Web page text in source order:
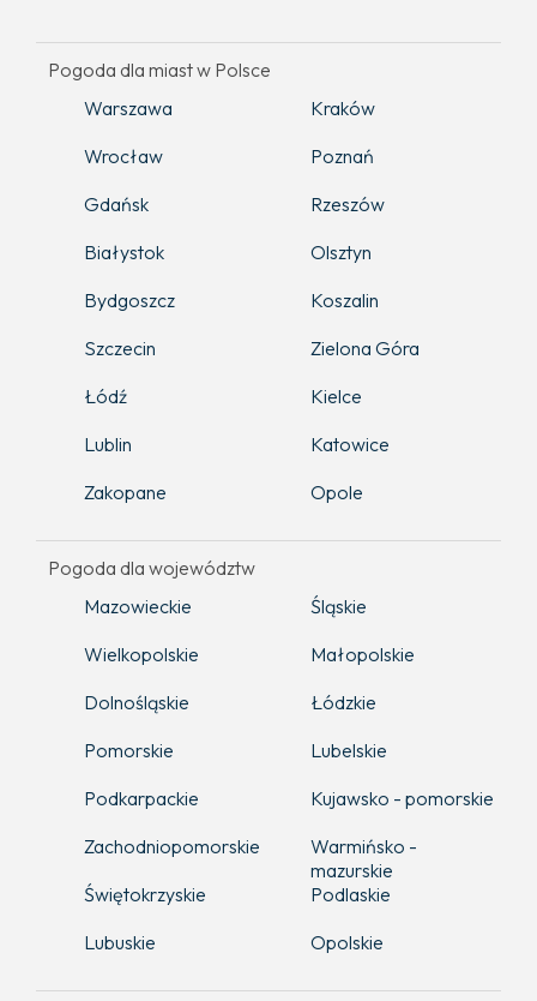
Pogoda dla miast w Polsce
Warszawa
Kraków
Wrocław
Poznań
Gdańsk
Rzeszów
Białystok
Olsztyn
Bydgoszcz
Koszalin
Szczecin
Zielona Góra
Łódź
Kielce
Lublin
Katowice
Zakopane
Opole
Pogoda dla województw
Mazowieckie
Śląskie
Wielkopolskie
Małopolskie
Dolnośląskie
Łódzkie
Pomorskie
Lubelskie
Podkarpackie
Kujawsko - pomorskie
Zachodniopomorskie
Warmińsko -
mazurskie
Świętokrzyskie
Podlaskie
Lubuskie
Opolskie